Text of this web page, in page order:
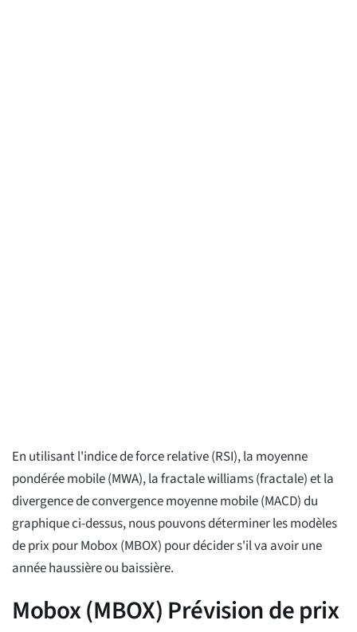
En utilisant l'indice de force relative (RSI), la moyenne
pondérée mobile (MWA), la fractale williams (fractale) et la
divergence de convergence moyenne mobile (MACD) du
graphique ci-dessus, nous pouvons déterminer les modèles
de prix pour Mobox (MBOX) pour décider s'il va avoir une
année haussière ou baissière.
Mobox (MBOX) Prévision de prix